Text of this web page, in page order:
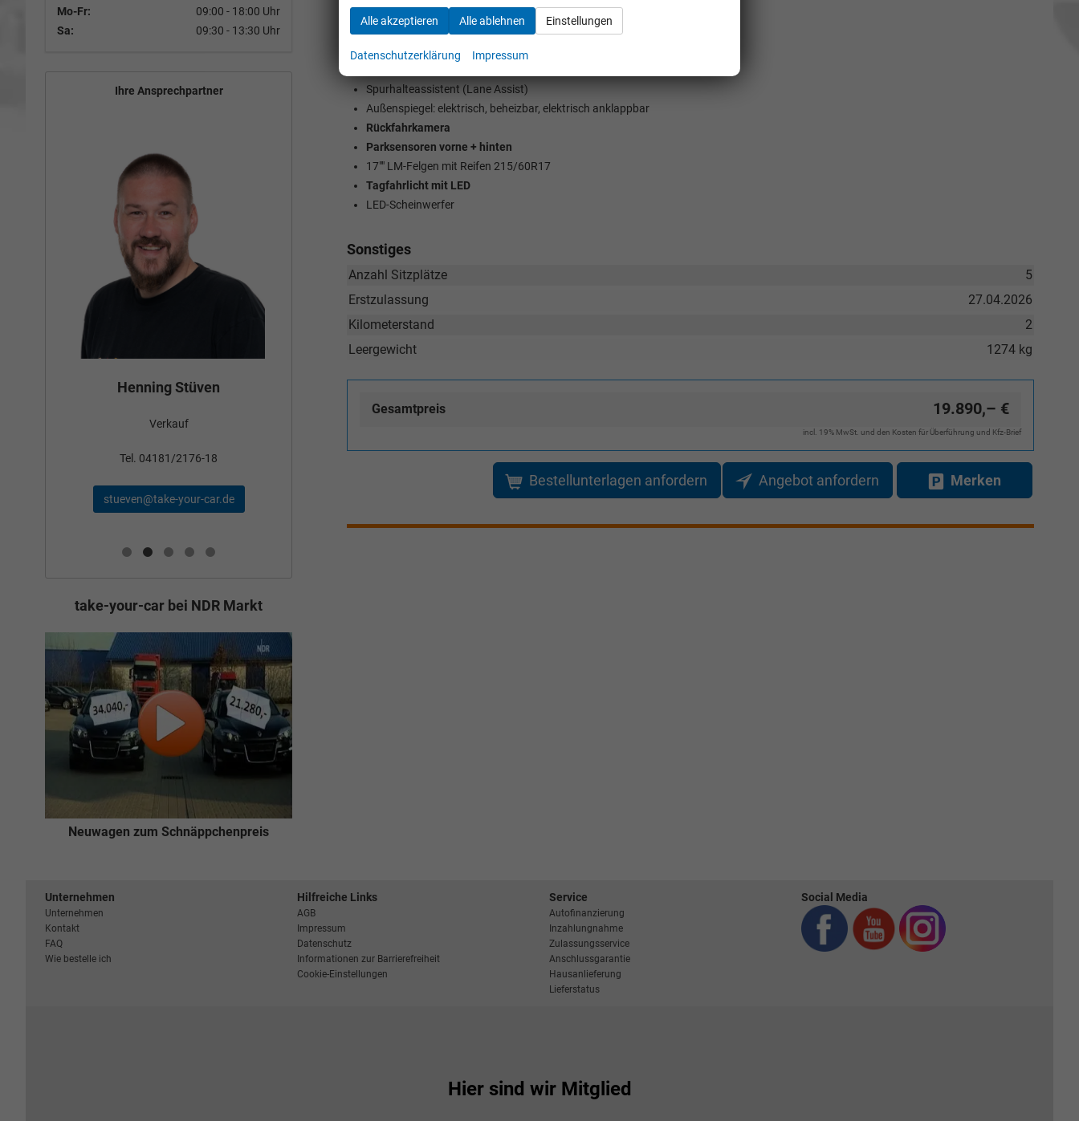
Verkehrszeichenerkennung
Müdigkeitserkennung
City-Notbremsfunktion
Spurhalteassistent (Lane Assist)
Außenspiegel: elektrisch, beheizbar, elektrisch anklappbar
Rückfahrkamera
Parksensoren vorne + hinten
17"" LM-Felgen mit Reifen 215/60R17
Tagfahrlicht mit LED
LED-Scheinwerfer
Sonstiges
5
Anzahl Sitzplätze
27.04.2026
Erstzulassung
2
Kilometerstand
1274 kg
Leergewicht
Gesamtpreis 19.890,– €
incl. 19% MwSt. und den Kosten für Überführung und Kfz-Brief
Bestellunterlagen anfordern Angebot anfordern Merken
Mo-Fr:
09:00 - 18:00 Uhr
Sa:
09:30 - 13:30 Uhr
Ihre Ansprechpartner
Henning Stüven
Verkauf
Tel. 04181/2176-18
stueven@take-your-car.de
Bünyamin Schael Tom Wollschläger
wollschlaeger@take-your-car.de
calakovic@take-your-car.de
take-your-car bei NDR Markt
Neuwagen zum Schnäppchenpreis
Unternehmen
Unternehmen
Kontakt
FAQ
Wie bestelle ich
Hilfreiche Links
AGB
Impressum
Datenschutz
Informationen zur Barrierefreiheit
Cookie-Einstellungen
Service
Autofinanzierung
Inzahlungnahme
Zulassungsservice
Anschlussgarantie
Hausanlieferung
Lieferstatus
Social Media
Hier sind wir Mitglied
Alle akzeptieren Alle ablehnen Einstellungen
Datenschutzerklärung Impressum